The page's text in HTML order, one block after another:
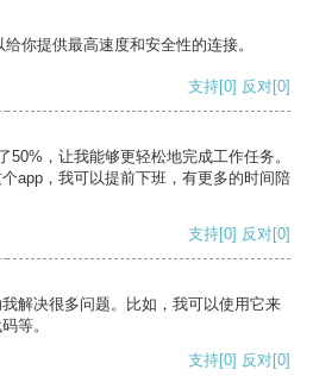
你提供最高速度和安全性的连接。
支持[0] 反对[0]
50%，让我能够更轻松地完成工作任务。
app，我可以提前下班，有更多的时间陪
支持[0] 反对[0]
解决很多问题。比如，我可以使用它来
等。
支持[0] 反对[0]